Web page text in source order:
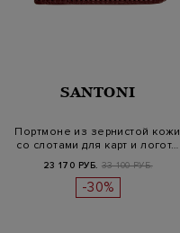
SANTONI
Портмоне из зернистой кожи
со слотами для карт и логот…
23 170 РУБ. 33 100 РУБ.
-30%